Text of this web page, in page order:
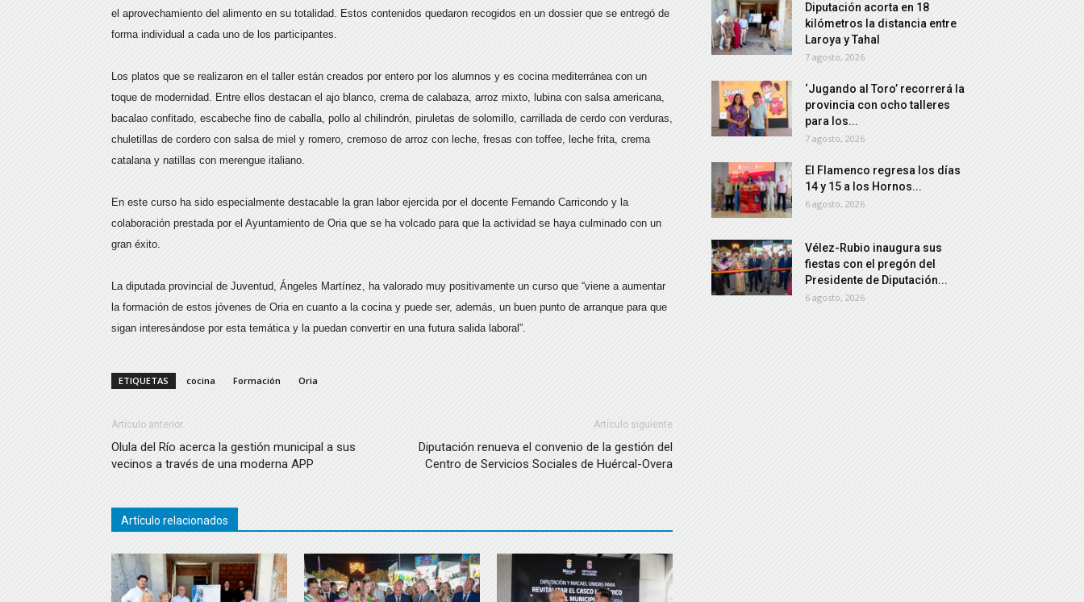
el aprovechamiento del alimento en su totalidad. Estos contenidos quedaron recogidos en un dossier que se entregó de
forma individual a cada uno de los participantes.
Los platos que se realizaron en el taller están creados por entero por los alumnos y es cocina mediterránea con un
toque de modernidad. Entre ellos destacan el ajo blanco, crema de calabaza, arroz mixto, lubina con salsa americana,
bacalao confitado, escabeche fino de caballa, pollo al chilindrón, piruletas de solomillo, carrillada de cerdo con verduras,
chuletillas de cordero con salsa de miel y romero, cremoso de arroz con leche, fresas con toffee, leche frita, crema
catalana y natillas con merengue italiano.
En este curso ha sido especialmente destacable la gran labor ejercida por el docente Fernando Carricondo y la
colaboración prestada por el Ayuntamiento de Oria que se ha volcado para que la actividad se haya culminado con un
gran éxito.
La diputada provincial de Juventud, Ángeles Martínez, ha valorado muy positivamente un curso que “viene a aumentar
la formación de estos jóvenes de Oria en cuanto a la cocina y puede ser, además, un buen punto de arranque para que
sigan interesándose por esta temática y la puedan convertir en una futura salida laboral”.
ETIQUETAS cocina Formación Oria
Artículo anterior
Olula del Río acerca la gestión municipal a sus
vecinos a través de una moderna APP
Artículo siguiente
Diputación renueva el convenio de la gestión del
Centro de Servicios Sociales de Huércal-Overa
Artículo relacionados
Diputación acorta en 18
kilómetros la distancia entre
Laroya y Tahal
7 agosto, 2026
‘Jugando al Toro’ recorrerá la
provincia con ocho talleres
para los...
7 agosto, 2026
El Flamenco regresa los días
14 y 15 a los Hornos...
6 agosto, 2026
Vélez-Rubio inaugura sus
fiestas con el pregón del
Presidente de Diputación...
6 agosto, 2026